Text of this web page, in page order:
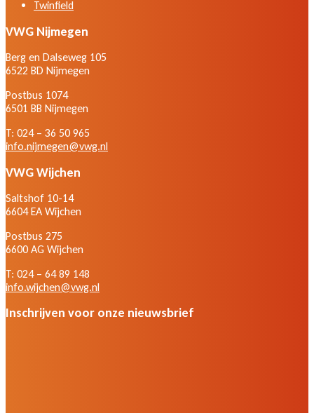
Twinfield
VWG Nijmegen
Berg en Dalseweg 105
6522 BD Nijmegen
Postbus 1074
6501 BB Nijmegen
T: 024 – 36 50 965
info.nijmegen@vwg.nl
VWG Wijchen
Saltshof 10-14
6604 EA Wijchen
Postbus 275
6600 AG Wijchen
T: 024 – 64 89 148
info.wijchen@vwg.nl
Inschrijven voor onze nieuwsbrief